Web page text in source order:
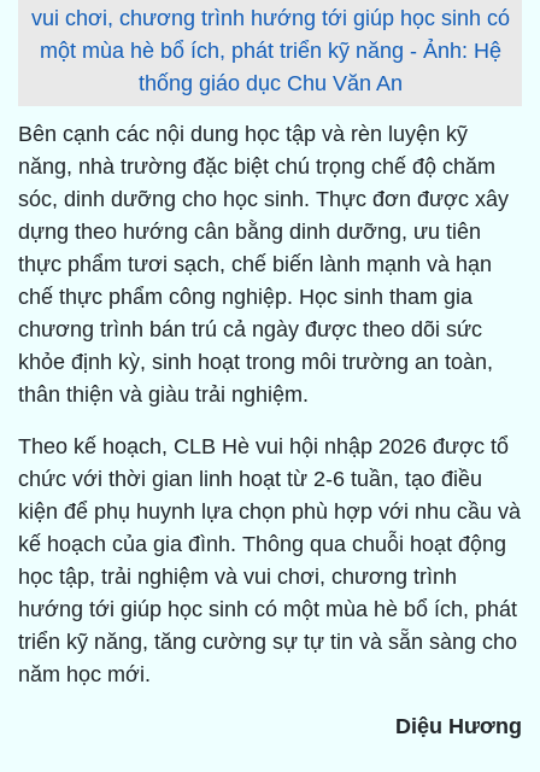
vui chơi, chương trình hướng tới giúp học sinh có
một mùa hè bổ ích, phát triển kỹ năng - Ảnh: Hệ
thống giáo dục Chu Văn An
Bên cạnh các nội dung học tập và rèn luyện kỹ
năng, nhà trường đặc biệt chú trọng chế độ chăm
sóc, dinh dưỡng cho học sinh. Thực đơn được xây
dựng theo hướng cân bằng dinh dưỡng, ưu tiên
thực phẩm tươi sạch, chế biến lành mạnh và hạn
chế thực phẩm công nghiệp. Học sinh tham gia
chương trình bán trú cả ngày được theo dõi sức
khỏe định kỳ, sinh hoạt trong môi trường an toàn,
thân thiện và giàu trải nghiệm.
Theo kế hoạch, CLB Hè vui hội nhập 2026 được tổ
chức với thời gian linh hoạt từ 2-6 tuần, tạo điều
kiện để phụ huynh lựa chọn phù hợp với nhu cầu và
kế hoạch của gia đình. Thông qua chuỗi hoạt động
học tập, trải nghiệm và vui chơi, chương trình
hướng tới giúp học sinh có một mùa hè bổ ích, phát
triển kỹ năng, tăng cường sự tự tin và sẵn sàng cho
năm học mới.
Diệu Hương